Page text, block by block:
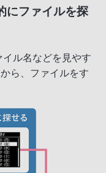
にファイルを探
ル名などを見やす
ら、ファイルをす